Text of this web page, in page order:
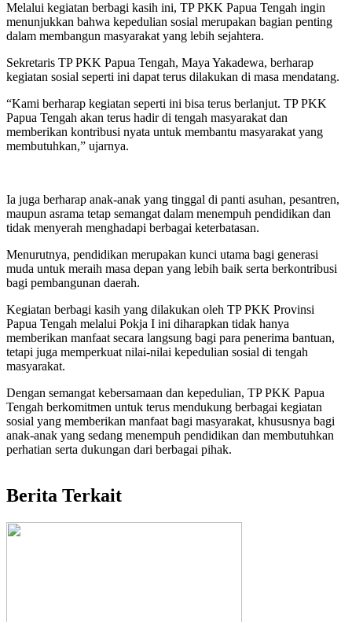
Melalui kegiatan berbagi kasih ini, TP PKK Papua Tengah ingin
menunjukkan bahwa kepedulian sosial merupakan bagian penting
dalam membangun masyarakat yang lebih sejahtera.
Sekretaris TP PKK Papua Tengah, Maya Yakadewa, berharap
kegiatan sosial seperti ini dapat terus dilakukan di masa mendatang.
“Kami berharap kegiatan seperti ini bisa terus berlanjut. TP PKK
Papua Tengah akan terus hadir di tengah masyarakat dan
memberikan kontribusi nyata untuk membantu masyarakat yang
membutuhkan,” ujarnya.
Ia juga berharap anak-anak yang tinggal di panti asuhan, pesantren,
maupun asrama tetap semangat dalam menempuh pendidikan dan
tidak menyerah menghadapi berbagai keterbatasan.
Menurutnya, pendidikan merupakan kunci utama bagi generasi
muda untuk meraih masa depan yang lebih baik serta berkontribusi
bagi pembangunan daerah.
Kegiatan berbagi kasih yang dilakukan oleh TP PKK Provinsi
Papua Tengah melalui Pokja I ini diharapkan tidak hanya
memberikan manfaat secara langsung bagi para penerima bantuan,
tetapi juga memperkuat nilai-nilai kepedulian sosial di tengah
masyarakat.
Dengan semangat kebersamaan dan kepedulian, TP PKK Papua
Tengah berkomitmen untuk terus mendukung berbagai kegiatan
sosial yang memberikan manfaat bagi masyarakat, khususnya bagi
anak-anak yang sedang menempuh pendidikan dan membutuhkan
perhatian serta dukungan dari berbagai pihak.
Berita Terkait